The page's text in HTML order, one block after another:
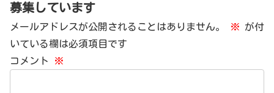
募集しています
メールアドレスが公開されることはありません。 ※ が付
いている欄は必須項目です
コメント
※